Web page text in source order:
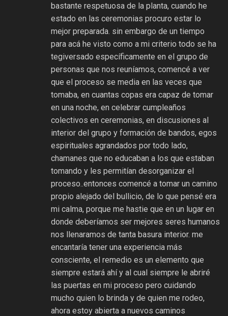
bastante respetuosa de la planta, cuando he
estado en las ceremonias procuro estar lo
mejor preparada. sin embargo de un tiempo
para acá he visto como a mi criterio todo se ha
tegiversado específicamente en el grupo de
personas que nos reuníamos, comencé a ver
que el proceso se media en las veces que
tomaba, en cuantas copas era capaz de tomar
en una noche, en celebrar cumpleaños
colectivos en ceremonias, en discusiones al
interior del grupo y formación de bandos, egos
espirituales agrandados por todo lado,
chamanes que no educaban a los que estaban
tomando y les permitían desorganizar el
proceso..entonces comencé a tomar un camino
propio alejado del bullicio, de lo que pensé era
mi calma, porque me hastie que en un lugar en
donde deberíamos ser mejores seres humanos
nos llenaramos de tanta basura interior. me
encantaría tener una experiencia más
consciente, el remedio es un elemento que
siempre estará ahí y al cual siempre le abriré
las puertas en mi proceso pero cuidando
mucho quien lo brinda y de quien me rodeo,
ahora estoy abierta a nuevos caminos